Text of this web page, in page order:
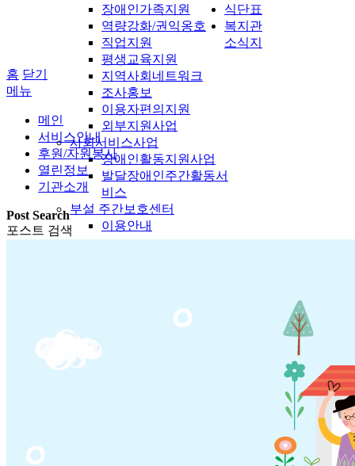
장애인가족지원
역량강화/권익옹호
직업지원
평생교육지원
지역사회네트워크
조사홍보
이용자편의지원
외부지원사업
사회서비스사업
장애인활동지원사업
발달장애인주간활동서
비스
부설 주간보호센터
이용안내
후원신청
자원봉사안내
자원봉사신청
식단표
복지관
소식지
홈 닫기
메뉴
메인
서비스안내
후원/자원봉사
열린정보
기관소개
Post Search
포스트 검색